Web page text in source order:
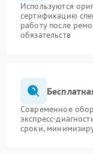
Используются
сертификацию
работу после
обязательств
Современное
экспресс-
сроки,